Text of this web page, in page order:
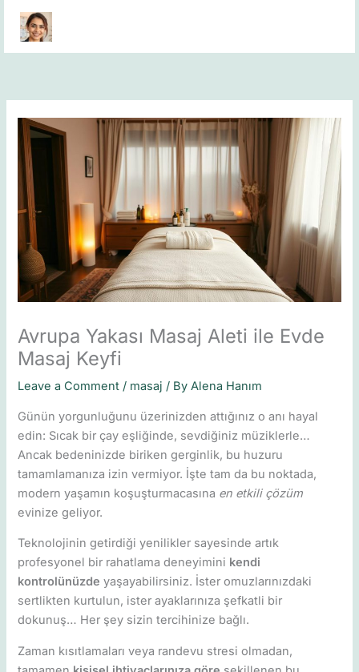
Skip
Avrupa Yakası Masaj Aleti ile Evde
Masaj Keyfi
Leave a Comment / masaj / ByAlena Hanım
Günün yorgunluğunu üzerinizden attığınız o anı hayal
edin: Sıcak bir çay eşliğinde, sevdiğiniz müziklerle…
Ancak bedeninizde biriken gerginlik, bu huzuru
tamamlamanıza izin vermiyor. İşte tam da bu noktada,
modern yaşamın koşuşturmacasına en etkili çözüm
evinize geliyor.
Teknolojinin getirdiği yenilikler sayesinde artık
profesyonel bir rahatlama deneyimini kendi
kontrolünüzde yaşayabilirsiniz. İster omuzlarınızdaki
sertlikten kurtulun, ister ayaklarınıza şefkatli bir
dokunuş… Her şey sizin tercihinize bağlı.
Zaman kısıtlamaları veya randevu stresi olmadan,